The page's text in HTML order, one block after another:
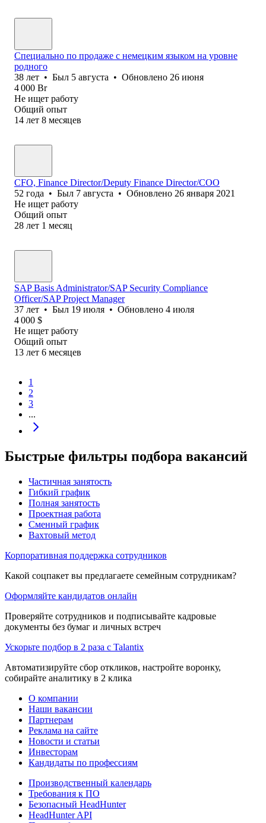
Специально по продаже с немецким языком на уровне
родного
38 лет • Был 5 августа • Обновлено 26 июня
4 000 Br
Не ищет работу
Общий опыт
14 лет 8 месяцев
CFO, Finance Director/Deputy Finance Director/COO
52 года • Был 7 августа • Обновлено 26 января 2021
Не ищет работу
Общий опыт
28 лет 1 месяц
SAP Basis Administrator/SAP Security Compliance
Officer/SAP Project Manager
37 лет • Был 19 июля • Обновлено 4 июля
4 000 $
Не ищет работу
Общий опыт
13 лет 6 месяцев
1
2
3
...
Быстрые фильтры подбора вакансий
Частичная занятость
Гибкий график
Полная занятость
Проектная работа
Сменный график
Вахтовый метод
Корпоративная поддержка сотрудников
Какой соцпакет вы предлагаете семейным сотрудникам?
Оформляйте кандидатов онлайн
Проверяйте сотрудников и подписывайте кадровые
документы без бумаг и личных встреч
Ускорьте подбор в 2 раза с Talantix
Автоматизируйте сбор откликов, настройте воронку,
собирайте аналитику в 2 клика
О компании
Наши вакансии
Партнерам
Реклама на сайте
Новости и статьи
Инвесторам
Кандидаты по профессиям
Производственный календарь
Требования к ПО
Безопасный HeadHunter
HeadHunter API